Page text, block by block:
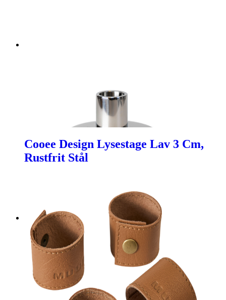
Cooee Design Lysestage Lav 3 Cm,
Rustfrit Stål